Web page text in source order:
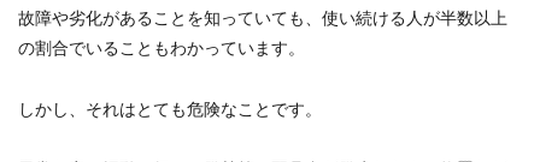
故障や劣化があることを知っていても、使い続ける人が半数以上
の割合でいることもわかっています。
しかし、それはとても危険なことです。